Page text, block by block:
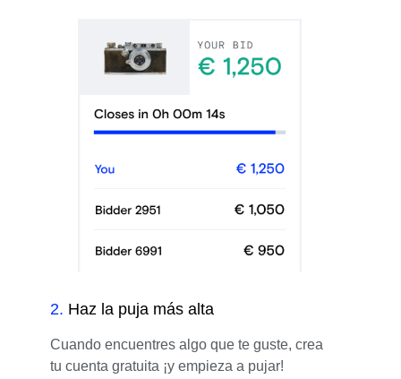
2. Haz la puja más alta
Cuando encuentres algo que te guste, crea
tu cuenta gratuita ¡y empieza a pujar!